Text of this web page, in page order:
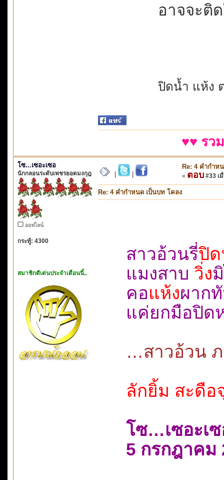
อาจจะติ
ปิดน้ำ แห้ง
♥♥ รว
โซ...เซอะเซอ
นักกลอนระดับเพชรยอดมงกุฎ
ออฟไลน์
กระทู้: 4300
สมาชิกดีเด่นประจำเดือนนี้..
Re: 4 คำกำห
« ตอบ #33 เ
Re: 4 คำกำหนด เป็นบท โคลง
สาวอ้วนรี่ปิ
แมงสาบ วิ่ง
คอแห้งผาก
แค่ยกมือปิด
…สาวอ้วน
ลักยิ้ม สะดือ
โซ…เซอะเ
5 กรกฎาคม